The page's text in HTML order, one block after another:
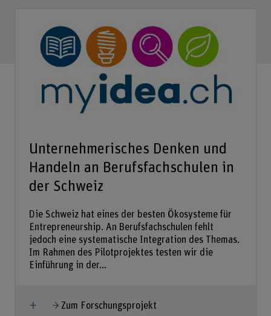
Unternehmerisches Denken und
Handeln an Berufsfachschulen in
der Schweiz
Die Schweiz hat eines der besten Ökosysteme für
Entrepreneurship. An Berufsfachschulen fehlt
jedoch eine systematische Integration des Themas.
Im Rahmen des Pilotprojektes testen wir die
Einführung in der...
Mehr anzeigen
Zum Forschungsprojekt